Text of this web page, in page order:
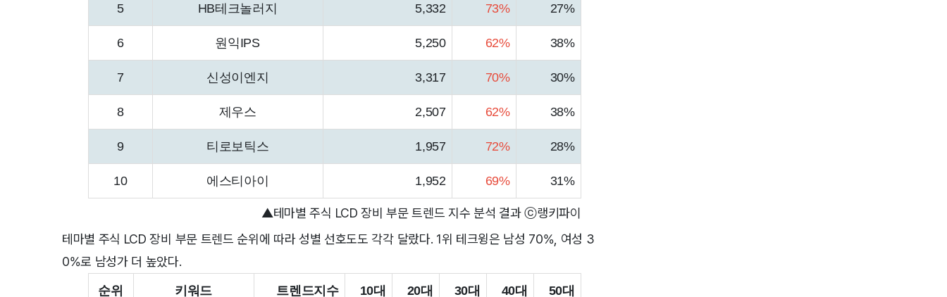
5 HB테크놀러지 5,332 73% 27%
6 원익IPS 5,250 62% 38%
7 신성이엔지 3,317 70% 30%
8 제우스 2,507 62% 38%
9 티로보틱스 1,957 72% 28%
10 에스티아이 1,952 69% 31%
▲테마별 주식 LCD 장비 부문 트렌드 지수 분석 결과 ⓒ랭키파이
테마별 주식 LCD 장비 부문 트렌드 순위에 따라 성별 선호도도 각각 달랐다. 1위 테크윙은 남성 70%, 여성 3
0%로 남성가 더 높았다.
순위 키워드 트렌드지수 10대 20대 30대 40대 50대